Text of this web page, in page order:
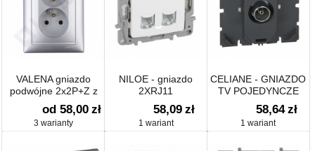
VALENA gniazdo
podwójne 2x2P+Z z
przesłonami
od 58,00 zł
3 warianty
NILOE - gniazdo
2XRJ11
58,09 zł
1 wariant
CELIANE - GNIAZDO
TV POJEDYNCZE
58,64 zł
1 wariant